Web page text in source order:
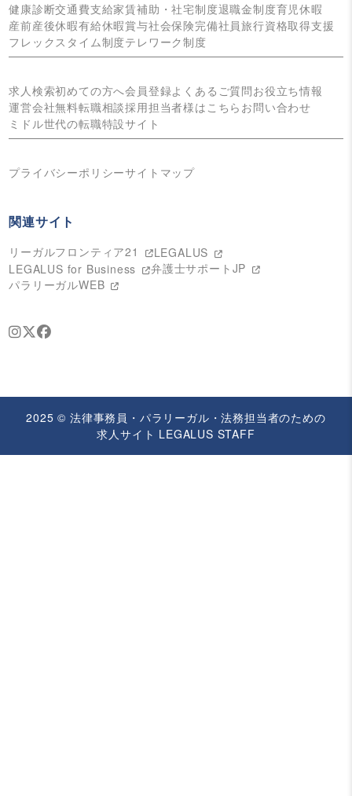
健康診断交通費支給家賃補助・社宅制度退職金制度育児休暇
産前産後休暇有給休暇賞与社会保険完備社員旅行資格取得支援
フレックスタイム制度テレワーク制度
求人検索初めての方へ会員登録よくあるご質問お役立ち情報
運営会社無料転職相談採用担当者様はこちら お問い合わせ
ミドル世代の転職特設サイト
プライバシーポリシーサイトマップ
関連サイト
リーガルフロンティア21
LEGALUS
LEGALUS for Business
弁護士サポートJP
パラリーガルWEB
2025 © 法律事務員・パラリーガル・法務担当者のための
求人サイト LEGALUS STAFF